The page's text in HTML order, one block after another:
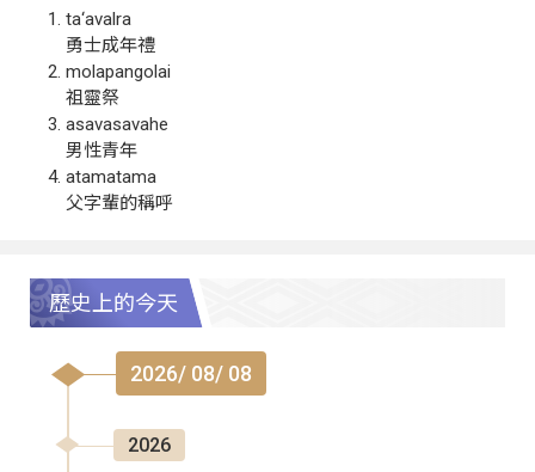
ta‘avalra
勇士成年禮
molapangolai
祖靈祭
asavasavahe
男性青年
atamatama
父字輩的稱呼
歷史上的今天
2026/ 08/ 08
2026